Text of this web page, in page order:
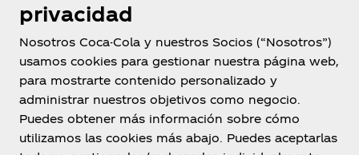
privacidad
Nosotros Coca-Cola y nuestros Socios (“Nosotros”)
usamos cookies para gestionar nuestra página web,
para mostrarte contenido personalizado y
administrar nuestros objetivos como negocio.
Puedes obtener más información sobre cómo
utilizamos las cookies más abajo. Puedes aceptarlas